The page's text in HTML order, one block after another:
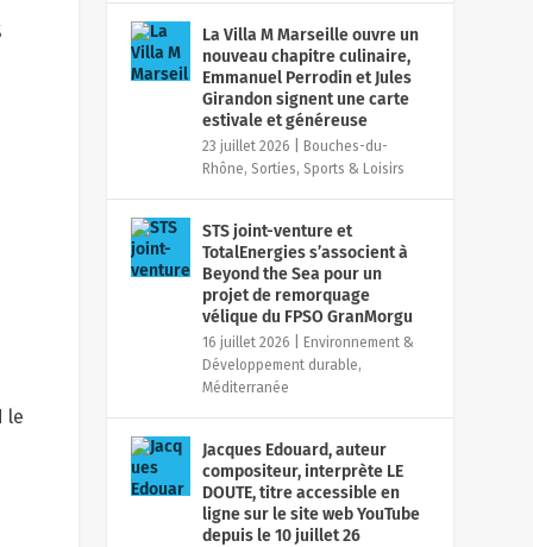
le
La Villa M Marseille ouvre un
nouveau chapitre culinaire,
Emmanuel Perrodin et Jules
Girandon signent une carte
estivale et généreuse
23 juillet 2026
Bouches-du-
Rhône,Sorties, Sports & Loisirs
STS joint-venture et
TotalEnergies s’associent à
Beyond the Sea pour un
projet de remorquage
vélique du FPSO GranMorgu
16 juillet 2026
Environnement &
Développement durable,
Méditerranée
Jacques Edouard, auteur
compositeur, interprète LE
DOUTE, titre accessible en
ligne sur le site web YouTube
depuis le 10 juillet 26